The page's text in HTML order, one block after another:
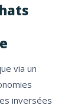
via un
inversées